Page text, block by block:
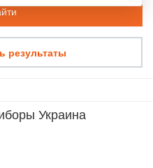
результаты
Украина